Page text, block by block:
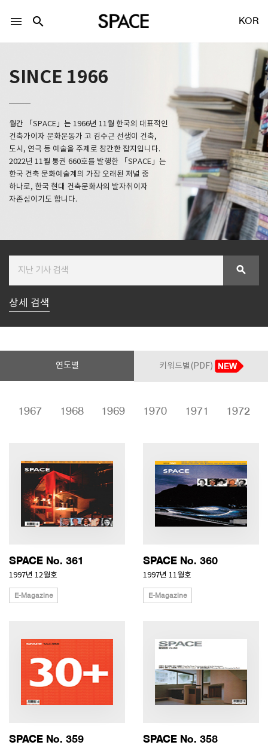
Facebook 로그인
Naver 로그인
SPACE 소개
menu search KOR
SINCE 1966
월간 「SPACE」는 1966년 11월 한국의 대표적인
건축가이자 문화운동가 고 김수근 선생이 건축,
도시, 연극 등 예술을 주제로 창간한 잡지입니다.
2022년 11월 통권 660호를 발행한 「SPACE」는
한국 건축 문화예술계의 가장 오래된 저널 중
하나로, 한국 현대 건축문화사의 발자취이자
자존심이기도 합니다.
search
상세 검색
연도별 키워드별(PDF)
1967 1968 1969 1970 1971 1972
SPACE No. 361
1997년 12월호
E-Magazine
SPACE No. 360
1997년 11월호
E-Magazine
SPACE No. 359 SPACE No. 358